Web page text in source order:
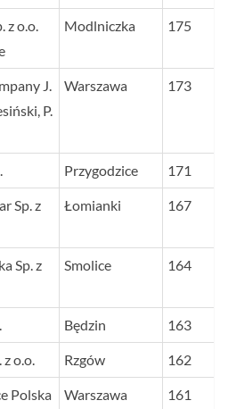
z o.o.
Modlniczka 175
J.
P.
Warszawa 173
Przygodzice 171
Sp. z
Łomianki 167
Sp. z
Smolice 164
Będzin 163
o.o. Rzgów 162
Polska
Warszawa 161